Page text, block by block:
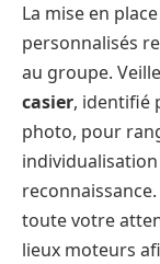
La mise en
personnalisés
au groupe.
casier, identifié
photo, pour
toute votre
lieux moteurs